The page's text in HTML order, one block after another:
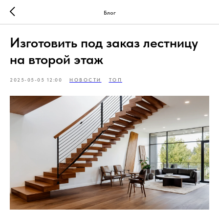
Блог
Изготовить под заказ лестницу
на второй этаж
2025-05-05 12:00 НОВОСТИ ТОП